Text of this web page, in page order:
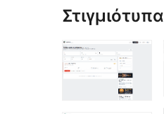
Στιγμιότυπα